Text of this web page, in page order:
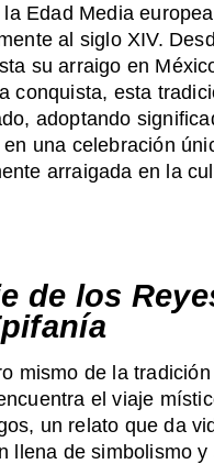
la Edad Media
al siglo XIV.
su arraigo en
conquista, esta
adoptando
una celebración
arraigada en la
de los
mismo de la
el viaje
un relato que da
llena de simbolismo